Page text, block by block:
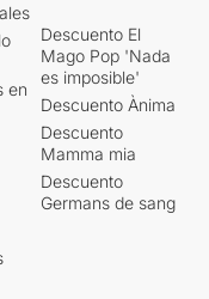
en
Descuento El
Mago Pop 'Nada
es imposible'
Descuento Ànima
Descuento
Mamma mia
Descuento
Germans de sang